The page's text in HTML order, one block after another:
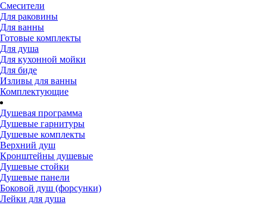
Смесители
Для раковины
Для ванны
Готовые комплекты
Для душа
Для кухонной мойки
Для биде
Изливы для ванны
Комплектующие
Душевая программа
Душевые гарнитуры
Душевые комплекты
Верхний душ
Кронштейны душевые
Душевые стойки
Душевые панели
Боковой душ (форсунки)
Лейки для душа